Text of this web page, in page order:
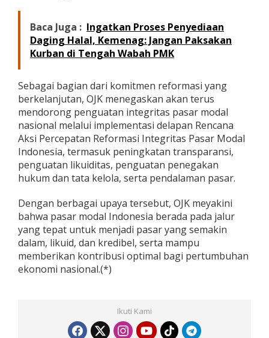
Baca Juga : Ingatkan Proses Penyediaan
Daging Halal, Kemenag: Jangan Paksakan
Kurban di Tengah Wabah PMK
Sebagai bagian dari komitmen reformasi yang
berkelanjutan, OJK menegaskan akan terus
mendorong penguatan integritas pasar modal
nasional melalui implementasi delapan Rencana
Aksi Percepatan Reformasi Integritas Pasar Modal
Indonesia, termasuk peningkatan transparansi,
penguatan likuiditas, penguatan penegakan
hukum dan tata kelola, serta pendalaman pasar.
Dengan berbagai upaya tersebut, OJK meyakini
bahwa pasar modal Indonesia berada pada jalur
yang tepat untuk menjadi pasar yang semakin
dalam, likuid, dan kredibel, serta mampu
memberikan kontribusi optimal bagi pertumbuhan
ekonomi nasional.(*)
Ikuti Kami